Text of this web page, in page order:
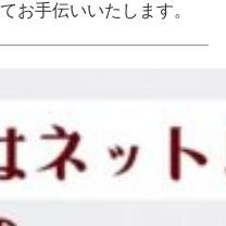
お手伝いいたします。